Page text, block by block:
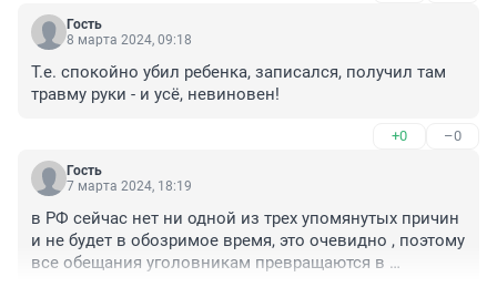
Гость
8 марта 2024, 09:18
Т.е. спокойно убил ребенка, записался, получил там
травму руки - и усё, невиновен!
+0 –0
Гость
7 марта 2024, 18:19
в РФ сейчас нет ни одной из трех упомянутых причин
и не будет в обозримое время, это очевидно , поэтому
все обещания уголовникам превращаются в